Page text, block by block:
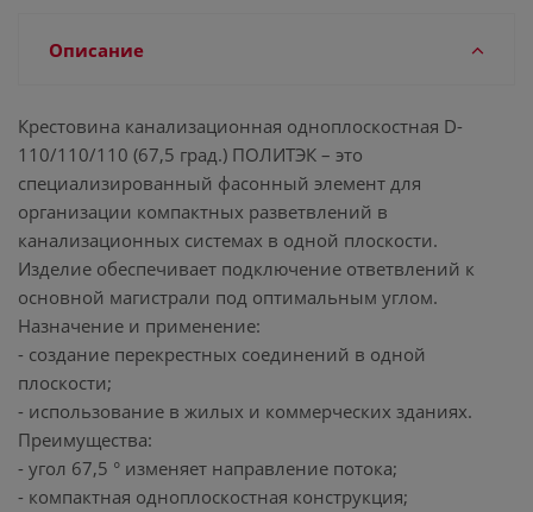
Описание
Крестовина канализационная одноплоскостная D-
110/110/110 (67,5 град.) ПОЛИТЭК – это
специализированный фасонный элемент для
организации компактных разветвлений в
канализационных системах в одной плоскости.
Изделие обеспечивает подключение ответвлений к
основной магистрали под оптимальным углом.
Назначение и применение:
- создание перекрестных соединений в одной
плоскости;
- использование в жилых и коммерческих зданиях.
Преимущества:
- угол 67,5 ° изменяет направление потока;
- компактная одноплоскостная конструкция;